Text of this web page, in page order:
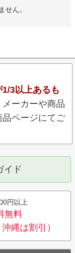
せん。
3以上あるも
ーカーや商品
ページにてご
イド
円以上
無料
縄は割引）